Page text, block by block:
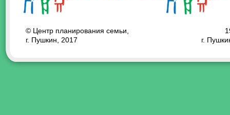
© Центр планирования семьи,
г. Пушкин, 2017
г.